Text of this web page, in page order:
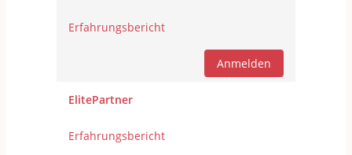
Erfahrungsbericht
Anmelden
ElitePartner
Erfahrungsbericht